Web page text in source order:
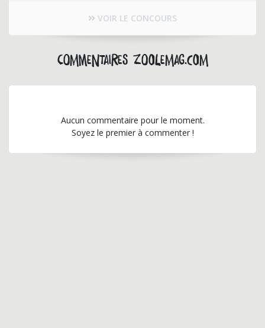
VOIR LE CONCOURS
Commentaires zoolemag.com
Aucun commentaire pour le moment.
Soyez le premier à commenter !